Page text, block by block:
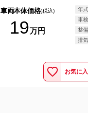
車両本体価格(税込)
19万円
年式
車検
整備
排
お気に